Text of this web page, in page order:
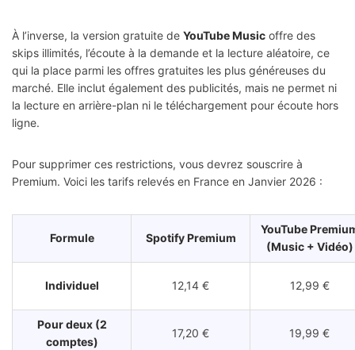
À l’inverse, la version gratuite de YouTube Music offre des
skips illimités, l’écoute à la demande et la lecture aléatoire, ce
qui la place parmi les offres gratuites les plus généreuses du
marché. Elle inclut également des publicités, mais ne permet ni
la lecture en arrière-plan ni le téléchargement pour écoute hors
ligne.
Pour supprimer ces restrictions, vous devrez souscrire à
Premium. Voici les tarifs relevés en France en Janvier 2026 :
Formule Spotify Premium
YouTube
(Music + Vidéo)
Individuel 12,14 € 12,99 €
Pour deux (2
comptes)
17,20 € 19,99 €